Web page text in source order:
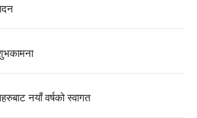
नयाँ वर्षको स्वागत